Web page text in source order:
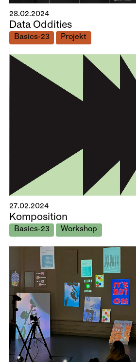
28.02.2024
Data Oddities
Basics-23 Projekt
27.02.2024
Komposition
Basics-23 Workshop